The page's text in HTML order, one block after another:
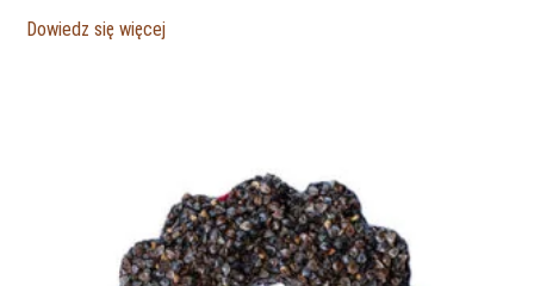
Dowiedz się więcej